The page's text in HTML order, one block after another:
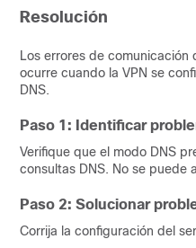
Resolución
Los errores de comunicación
ocurre cuando la VPN se
DNS.
Paso 1: Identificar
Verifique que el modo DNS
consultas DNS. No se puede
Paso 2: Solucionar
Corrija la configuración del